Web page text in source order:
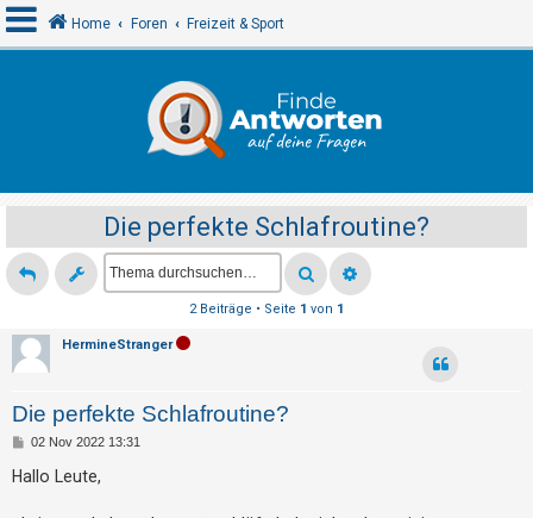
e
l
d
e
R
e
g
i
Home Foren Freizeit & Sport
Die perfekte Schlafroutine?
2 Beiträge • Seite 1 von 1
HermineStranger
Die perfekte Schlafroutine?
B
i
t
02 Nov 2022 13:31
Hallo Leute,